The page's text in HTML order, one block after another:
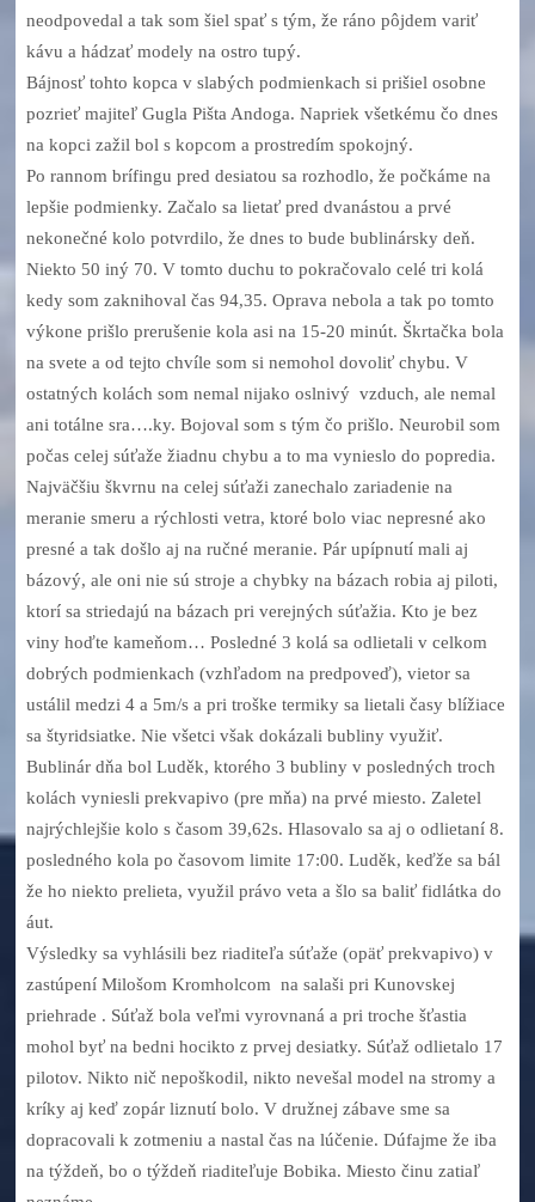
neodpovedal a tak som šiel spať s tým, že ráno pôjdem variť
kávu a hádzať modely na ostro tupý.
Bájnosť tohto kopca v slabých podmienkach si prišiel osobne
pozrieť majiteľ Gugla Pišta Andoga. Napriek všetkému čo dnes
na kopci zažil bol s kopcom a prostredím spokojný.
Po rannom brífingu pred desiatou sa rozhodlo, že počkáme na
lepšie podmienky. Začalo sa lietať pred dvanástou a prvé
nekonečné kolo potvrdilo, že dnes to bude bublinársky deň.
Niekto 50 iný 70. V tomto duchu to pokračovalo celé tri kolá
kedy som zaknihoval čas 94,35. Oprava nebola a tak po tomto
výkone prišlo prerušenie kola asi na 15-20 minút. Škrtačka bola
na svete a od tejto chvíle som si nemohol dovoliť chybu. V
ostatných kolách som nemal nijako oslnivý vzduch, ale nemal
ani totálne sra….ky. Bojoval som s tým čo prišlo. Neurobil som
počas celej súťaže žiadnu chybu a to ma vynieslo do popredia.
Najväčšiu škvrnu na celej súťaži zanechalo zariadenie na
meranie smeru a rýchlosti vetra, ktoré bolo viac nepresné ako
presné a tak došlo aj na ručné meranie. Pár upípnutí mali aj
bázový, ale oni nie sú stroje a chybky na bázach robia aj piloti,
ktorí sa striedajú na bázach pri verejných súťažia. Kto je bez
viny hoďte kameňom… Posledné 3 kolá sa odlietali v celkom
dobrých podmienkach (vzhľadom na predpoveď), vietor sa
ustálil medzi 4 a 5m/s a pri troške termiky sa lietali časy blížiace
sa štyridsiatke. Nie všetci však dokázali bubliny využiť.
Bublinár dňa bol Luděk, ktorého 3 bubliny v posledných troch
kolách vyniesli prekvapivo (pre mňa) na prvé miesto. Zaletel
najrýchlejšie kolo s časom 39,62s. Hlasovalo sa aj o odlietaní 8.
posledného kola po časovom limite 17:00. Luděk, keďže sa bál
že ho niekto prelieta, využil právo veta a šlo sa baliť fidlátka do
áut.
Výsledky sa vyhlásili bez riaditeľa súťaže (opäť prekvapivo) v
zastúpení Milošom Kromholcom na salaši pri Kunovskej
priehrade . Súťaž bola veľmi vyrovnaná a pri troche šťastia
mohol byť na bedni hocikto z prvej desiatky. Súťaž odlietalo 17
pilotov. Nikto nič nepoškodil, nikto nevešal model na stromy a
kríky aj keď zopár liznutí bolo. V družnej zábave sme sa
dopracovali k zotmeniu a nastal čas na lúčenie. Dúfajme že iba
na týždeň, bo o týždeň riaditeľuje Bobika. Miesto činu zatiaľ